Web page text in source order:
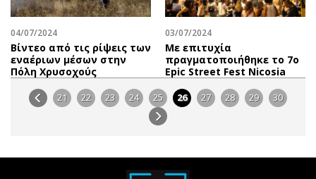
04/07/2024
Βίντεο από τις ρίψεις των
εναέριων μέσων στην
Πόλη Χρυσοχούς
03/07/2024
Με επιτυχία
πραγματοποιήθηκε το 7ο
Epic Street Fest Nicosia
21 22 23 24 25 26 27 28 29 30